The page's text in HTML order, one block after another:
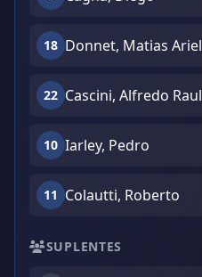
18 Donnet, Matias Ariel
22 Cascini, Alfredo Raul
10 Iarley, Pedro
11 Colautti, Roberto
SUPLENTES